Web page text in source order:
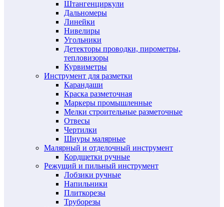
Штангенциркули
Дальномеры
Линейки
Нивелиры
Угольники
Детекторы проводки, пирометры,
тепловизоры
Курвиметры
Инструмент для разметки
Карандаши
Краска разметочная
Маркеры промышленные
Мелки строительные разметочные
Отвесы
Чертилки
Шнуры малярные
Малярный и отделочный инструмент
Кордщетки ручные
Режущий и пильный инструмент
Лобзики ручные
Напильники
Плиткорезы
Труборезы